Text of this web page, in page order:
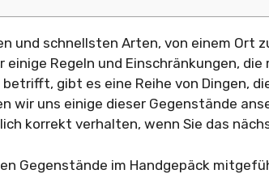
und schnellsten Arten, von einem Ort
Regeln und Einschränkungen,
gibt es eine Reihe von Dingen,
wir uns einige dieser Gegenstände
korrekt verhalten, wenn Sie das
Gegenstände im Handgepäck